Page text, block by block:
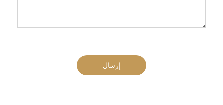
إرسال